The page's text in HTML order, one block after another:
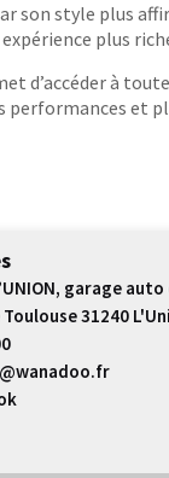
son style plus
plus
d’accéder à
et
garage
31240